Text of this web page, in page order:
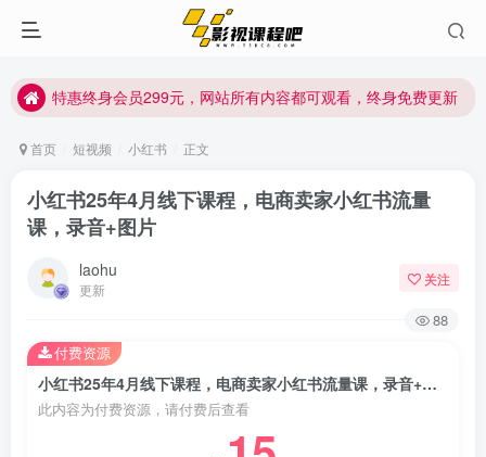
特惠终身会员299元，网站所有内容都可观看，终身免费更新
特惠终身会员299元，网站所有内容都可观看，终身免费更新
首页 短视频 小红书 正文
小红书25年4月线下课程，电商卖家小红书流量
课，录音+图片
laohu
更新
关注
88
小红书25年4月线下课程，电商卖家小红书流量课，录音+图片
此内容为付费资源，请付费后查看
付费资源